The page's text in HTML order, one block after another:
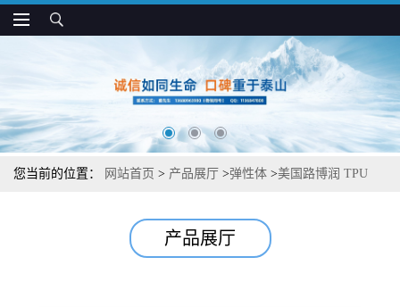
您当前的位置： 网站首页 > 产品展厅 >弹性体 >美国路博润 TPU
产品展厅